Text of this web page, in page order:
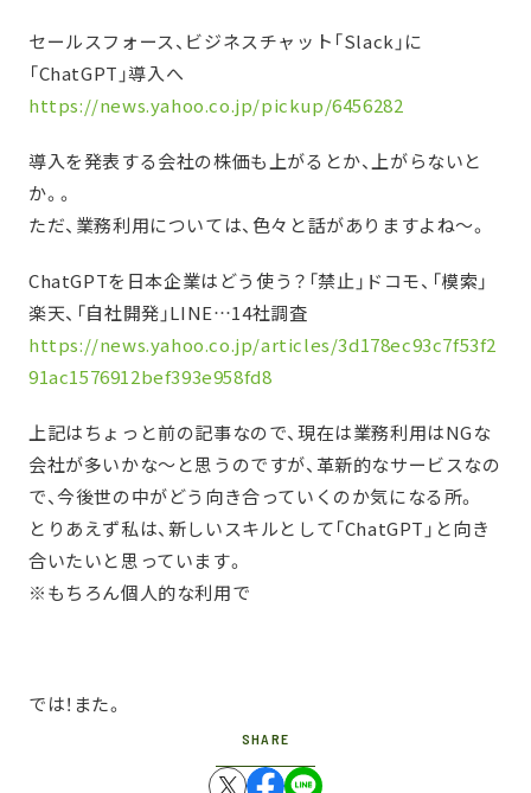
セールスフォース、ビジネスチャット「Slack」に
「ChatGPT」導入へ
https://news.yahoo.co.jp/pickup/6456282
導入を発表する会社の株価も上がるとか、上がらないと
か。。
ただ、業務利用については、色々と話がありますよね〜。
ChatGPTを日本企業はどう使う？「禁止」ドコモ、「模索」
楽天、「自社開発」LINE…14社調査
https://news.yahoo.co.jp/articles/3d178ec93c7f53f2
91ac1576912bef393e958fd8
上記はちょっと前の記事なので、現在は業務利用はNGな
会社が多いかな〜と思うのですが、革新的なサービスなの
で、今後世の中がどう向き合っていくのか気になる所。
とりあえず私は、新しいスキルとして「ChatGPT」と向き
合いたいと思っています。
※もちろん個人的な利用で
では！また。
SHARE